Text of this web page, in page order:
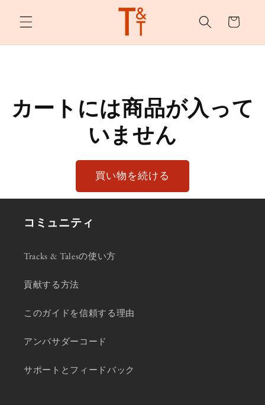
スキッ
プ
ー
カートには商品が入って
いません
買い物を続ける
コミュニティ
Tracks & Talesの使い方
貢献する方法
このガイドを信頼する理由
アンバサダーコード
サポートとフィードバック